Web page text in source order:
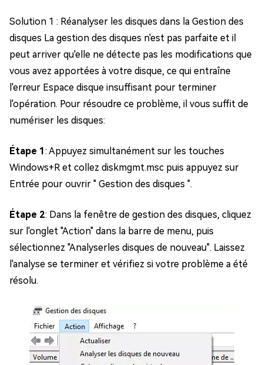
Solution 1 : Réanalyser les disques dans la Gestion des
disques La gestion des disques n'est pas parfaite et il
peut arriver qu'elle ne détecte pas les modifications que
vous avez apportées à votre disque, ce qui entraîne
l'erreur Espace disque insuffisant pour terminer
l'opération. Pour résoudre ce problème, il vous suffit de
numériser les disques:
Étape 1: Appuyez simultanément sur les touches
Windows+R et collez diskmgmt.msc puis appuyez sur
Entrée pour ouvrir " Gestion des disques ".
Étape 2: Dans la fenêtre de gestion des disques, cliquez
sur l'onglet "Action" dans la barre de menu, puis
sélectionnez "Analyserles disques de nouveau". Laissez
l'analyse se terminer et vérifiez si votre problème a été
résolu.